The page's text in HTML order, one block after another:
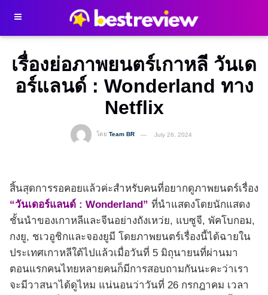
เรื่องย่อภาพยนตร์เกาหลี วันเด
อร์แลนด์ : Wonderland ทาง
Netflix
โดย Team BR July 26, 2024
สิ้นสุดการรอคอยแล้วค่ะสำหรับคนที่อยากดูภาพยนตร์เรื่อง
“วันเดอร์แลนด์ : Wonderland” ที่นำแสดงโดยนักแสดง
ชั้นนำของเกาหลีและจีนอย่างถังเหว่ย, แบซูจี, พัคโบกอม,
กงยู, ชเวอูชิกและจองยูมี โดยภาพยนตร์เรื่องนี้ได้ฉายใน
ประเทศเกาหลีใต้ไปแล้วเมื่อวันที่ 5 มิถุนายนที่ผ่านมา
ตอนแรกคนไทยหลายคนก็มีการสอบถามกันนะคะว่าเรา
จะมีวาสนาได้ดูไหม แน่นอนว่าวันที่ 26 กรกฎาคม เวลา